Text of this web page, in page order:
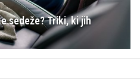
sedeže? Triki, ki jih